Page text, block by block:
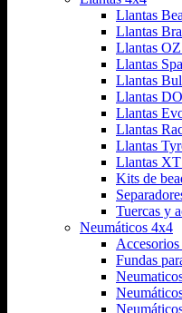
Llantas
Llantas
Llantas
Llantas
Llantas
Llantas
Llantas
Llantas
Llantas
Llantas
Kits de
Tuercas y
Neumáticos 4x4
Fundas